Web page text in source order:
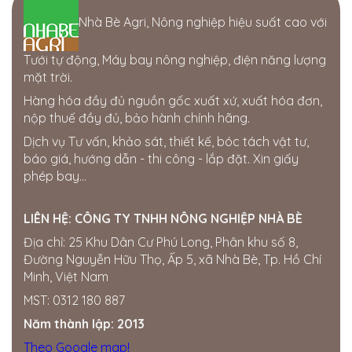
386 hùng vương. thị trấn phú thiện. huyện phú thiện.
tỉnh gia lai
0963750153
Cửa hàng Gia Bách
Ấp 7, xã Xuân Tay, Cẩm Mỹ, Đồng Nai, Việt Nam
0343954508
Thế giới điện nước Đắk Nông
205 Quang Trung, Phường Nghĩa Tân, Gia Nghĩa, Đắk
Nông
Khu Đức Thọ, thị trấn Đức Phong, Bù Đăng, Bình
Phước
0834560958
Miền Nam ·SỐ 16 ẤP, Hội Phú, Tân Châu, Tây Ninh,
Việt Nam
Nhà Bè Agri, Nông nghiệp hiệu suất cao với
Tưới tự động, Máy bay nông nghiệp, điện năng lượng
mặt trời.
Hàng hóa đầy đủ nguồn gốc xuất xứ, xuất hóa đơn,
nộp thuế đầy đủ, bảo hành chính hãng.
Dịch vụ Tư vấn, khảo sát, thiết kế, bóc tách vật tư,
báo giá, hướng dẫn - thi công - lắp đặt. Xin giấy
phép bay...
LIÊN HỆ: CÔNG TY TNHH NÔNG NGHIỆP NHÀ BÈ
Địa chỉ: 25 Khu Dân Cư Phú Long, Phân khu số 8,
Đường Nguyễn Hữu Thọ, Ấp 5, xã Nhà Bè, Tp. Hồ Chí
Minh, Việt Nam
MST: 0312 180 887
Năm thành lập: 2013
Theo Google map!